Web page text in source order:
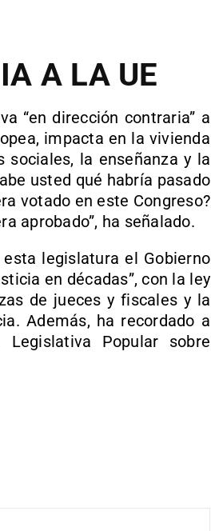
A LA UE
“en dirección contraria” a
impacta en la vivienda
la enseñanza y la
usted qué habría pasado
votado en este Congreso?
aprobado”, ha señalado.
legislatura el Gobierno
en décadas”, con la ley
de jueces y fiscales y la
Además, ha recordado a
Popular sobre